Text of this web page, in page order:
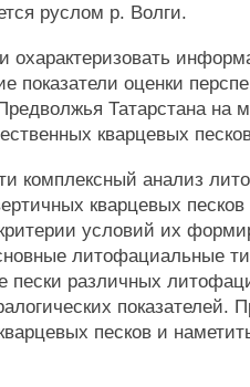
руслом р. Волги.
охарактеризовать
показатели оценки
Татарстана на
кварцевых
комплексный анализ
кварцевых
условий их
литофациальные
пески различных
показателей.
песков и